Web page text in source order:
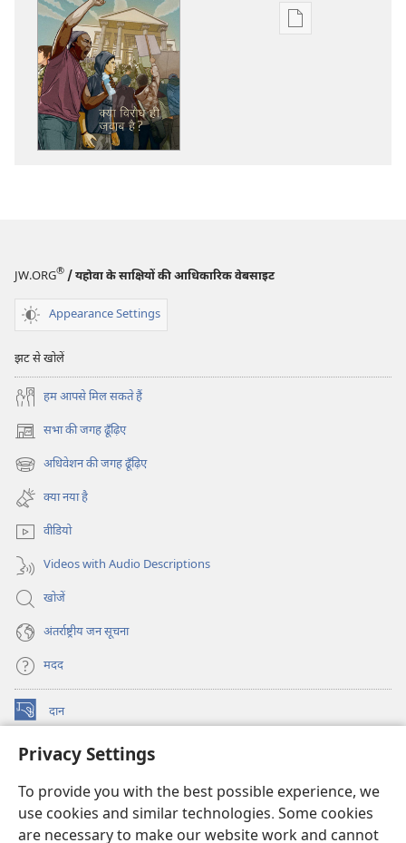
Privacy Settings
To provide you with the best possible experience, we
use cookies and similar technologies. Some cookies
are necessary to make our website work and cannot
डिजिटल
JW.ORG® / यहोवा के साक्षियों की आधिकारिक वेबसाइट
Appearance Settings
झट से खोलें
हम आपसे मिल सकते हैं
सभा की जगह ढूँढ़िए
(opens
new
window)
अधिवेशन की जगह ढूँढ़िए
(opens
new
window)
क्या नया है
वीडियो
Videos with Audio Descriptions
खोजें
अंतर्राष्ट्रीय जन सूचना
मदद
दान
(opens
window)
वॉचटावर ऑनलाइन लाइब्रेरी
new
JW Hub ®
(opens
new